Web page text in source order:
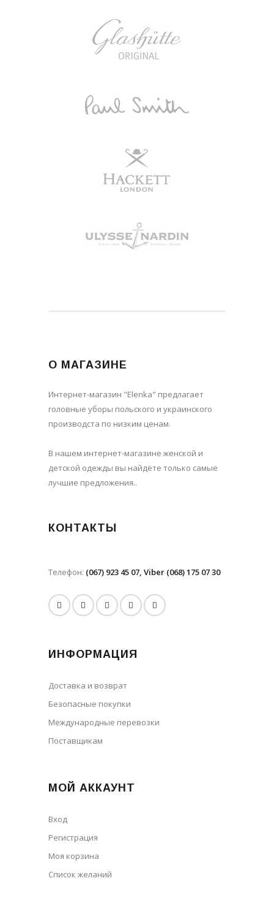
О МАГАЗИНЕ
Интернет-магазин "Elenka" предлагает
головные уборы польского и украинского
производста по низким ценам.
В нашем интернет-магазине женской и
детской одежды вы найдёте только самые
лучшие предложения..
КОНТАКТЫ
Телефон: (067) 923 45 07, Viber (068) 175 07 30
ИНФОРМАЦИЯ
Доставка и возврат
Безопасные покупки
Международные перевозки
Поставщикам
МОЙ АККАУНТ
Вход
Регистрация
Моя корзина
Cписок желаний